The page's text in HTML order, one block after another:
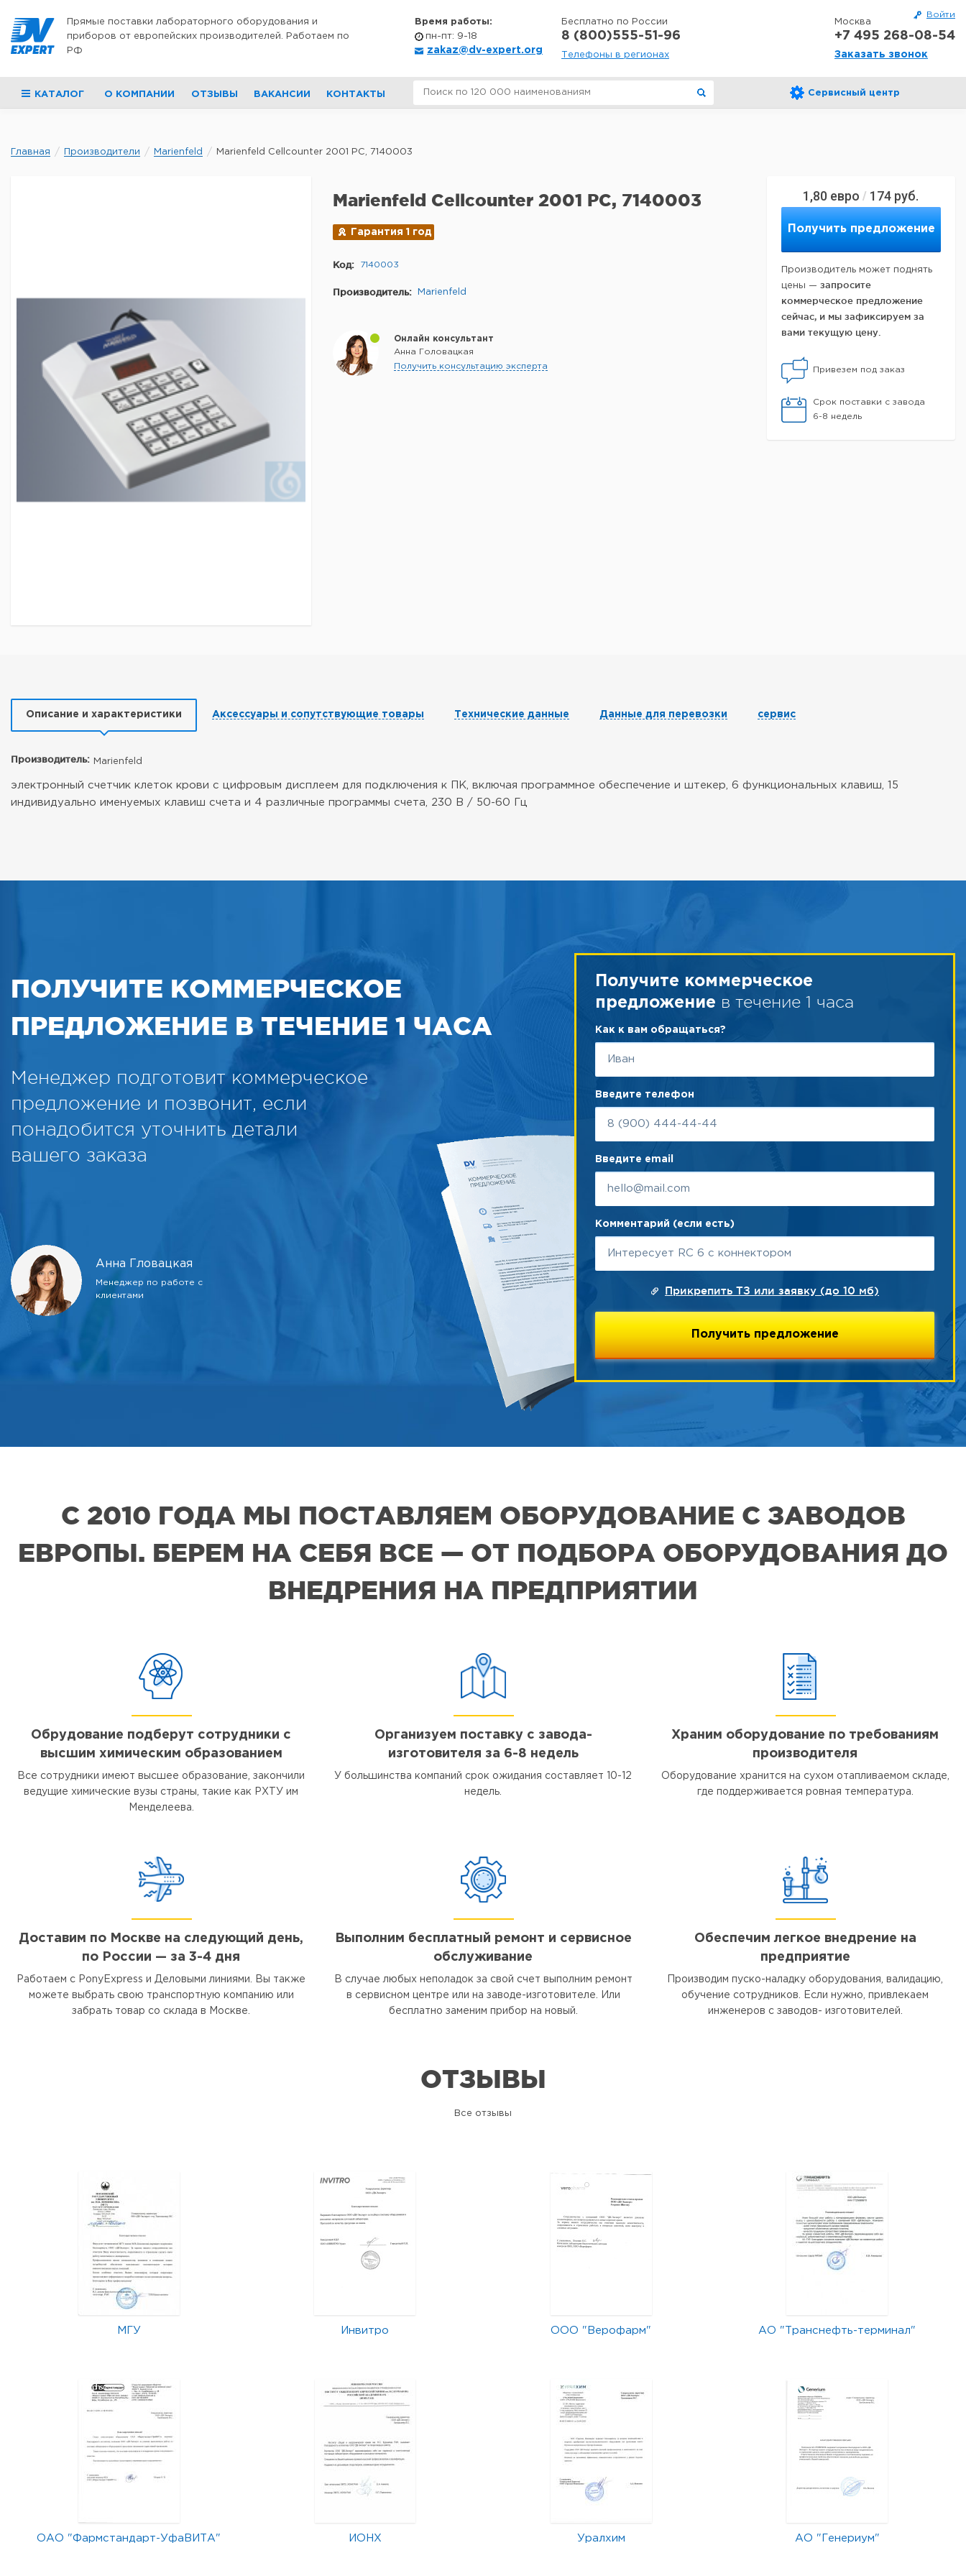
Войти
Прямые поставки лабораторного оборудования и
приборов от европейских производителей. Работаем по
РФ
Время работы:
пн-пт: 9-18
zakaz@dv-expert.org
Бесплатно по России
8 (800)555-51-96
Телефоны в регионах
Москва
+7 495 268-08-54
Заказать звонок
КАТАЛОГ О КОМПАНИИ ОТЗЫВЫ ВАКАНСИИ КОНТАКТЫ Сервисный центр
Главная Производители Marienfeld Marienfeld Cellcounter 2001 PC, 7140003
1,80 евро / 174 руб.
Получить предложение
Производитель может поднять
цены — запросите
коммерческое предложение
сейчас, и мы зафиксируем за
вами текущую цену.
Привезем под заказ
Срок поставки с завода
6-8 недель
Marienfeld Cellcounter 2001 PC, 7140003
Гарантия 1 год
Код: 7140003
Производитель: Marienfeld
Онлайн консультант
Анна Головацкая
Получить консультацию эксперта
Описание и характеристики Аксессуары и сопутствующие товары Технические данные Данные для перевозки сервис
Производитель: Marienfeld
электронный счетчик клеток крови с цифровым дисплеем для подключения к ПК, включая программное обеспечение и штекер, 6 функциональных клавиш, 15
индивидуально именуемых клавиш счета и 4 различные программы счета, 230 В / 50-60 Гц
ПОЛУЧИТЕ КОММЕРЧЕСКОЕ
ПРЕДЛОЖЕНИЕ В ТЕЧЕНИЕ 1 ЧАСА
Менеджер подготовит коммерческое
предложение и позвонит, если
понадобится уточнить детали
вашего заказа
Анна Гловацкая
Менеджер по работе с
клиентами
Получите коммерческое
предложение в течение 1 часа
Как к вам обращаться?
Введите телефон
Введите email
Комментарий (если есть)
Прикрепить ТЗ или заявку (до 10 мб)
С 2010 ГОДА МЫ ПОСТАВЛЯЕМ ОБОРУДОВАНИЕ С ЗАВОДОВ
ЕВРОПЫ. БЕРЕМ НА СЕБЯ ВСЕ — ОТ ПОДБОРА ОБОРУДОВАНИЯ ДО
ВНЕДРЕНИЯ НА ПРЕДПРИЯТИИ
Обрудование подберут сотрудники с
высшим химическим образованием
Все сотрудники имеют высшее образование, закончили
ведущие химические вузы страны, такие как РХТУ им
Менделеева.
Организуем поставку с завода-
изготовителя за 6-8 недель
У большинства компаний срок ожидания составляет 10-12
недель.
Храним оборудование по требованиям
производителя
Оборудование хранится на сухом отапливаемом складе,
где поддерживается ровная температура.
Доставим по Москве на следующий день,
по России — за 3-4 дня
Работаем с PonyExpress и Деловыми линиями. Вы также
можете выбрать свою транспортную компанию или
забрать товар со склада в Москве.
Выполним бесплатный ремонт и сервисное
обслуживание
В случае любых неполадок за свой счет выполним ремонт
в сервисном центре или на заводе-изготовителе. Или
бесплатно заменим прибор на новый.
Обеспечим легкое внедрение на
предприятие
Производим пуско-наладку оборудования, валидацию,
обучение сотрудников. Если нужно, привлекаем
инженеров с заводов- изготовителей.
ОТЗЫВЫ
Все отзывы
МГУ Инвитро ООО "Верофарм" АО "Транснефть-терминал"
ОАО "Фармстандарт-УфаВИТА" ИОНХ Уралхим АО "Генериум"